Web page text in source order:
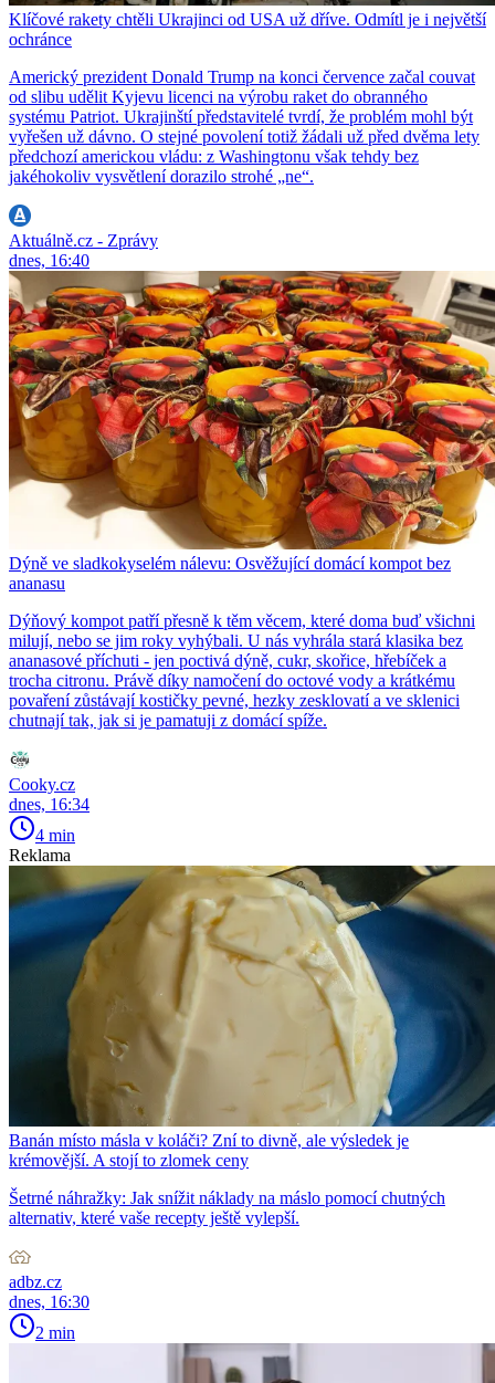
Klíčové rakety chtěli Ukrajinci od USA už dříve. Odmítl je i největší
ochránce
Americký prezident Donald Trump na konci července začal couvat
od slibu udělit Kyjevu licenci na výrobu raket do obranného
systému Patriot. Ukrajinští představitelé tvrdí, že problém mohl být
vyřešen už dávno. O stejné povolení totiž žádali už před dvěma lety
předchozí americkou vládu: z Washingtonu však tehdy bez
jakéhokoliv vysvětlení dorazilo strohé „ne“.
Aktuálně.cz - Zprávy
dnes, 16:40
Dýně ve sladkokyselém nálevu: Osvěžující domácí kompot bez
ananasu
Dýňový kompot patří přesně k těm věcem, které doma buď všichni
milují, nebo se jim roky vyhýbali. U nás vyhrála stará klasika bez
ananasové příchuti - jen poctivá dýně, cukr, skořice, hřebíček a
trocha citronu. Právě díky namočení do octové vody a krátkému
povaření zůstávají kostičky pevné, hezky zesklovatí a ve sklenici
chutnají tak, jak si je pamatuji z domácí spíže.
Cooky.cz
dnes, 16:34
4 min
Reklama
Banán místo másla v koláči? Zní to divně, ale výsledek je
krémovější. A stojí to zlomek ceny
Šetrné náhražky: Jak snížit náklady na máslo pomocí chutných
alternativ, které vaše recepty ještě vylepší.
adbz.cz
dnes, 16:30
2 min